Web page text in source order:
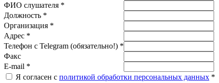
ФИО слушателя *
Должность *
Организация *
Адрес *
Телефон с Telegram (обязательно!) *
Факс
E-mail *
Я согласен с политикой обработки персональных данных *